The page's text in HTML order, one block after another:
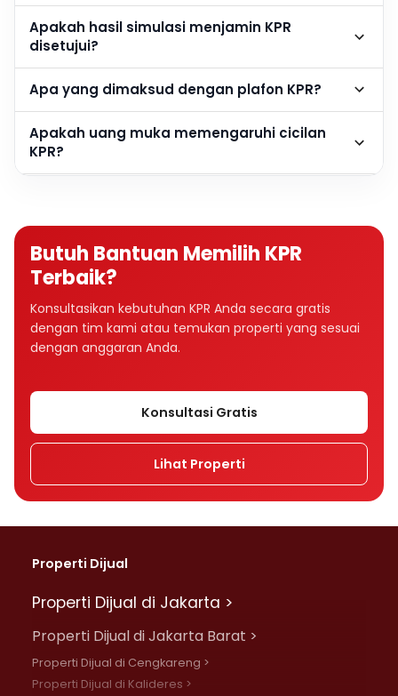
Apakah hasil simulasi menjamin KPR
disetujui?
Apa yang dimaksud dengan plafon KPR?
Apakah uang muka memengaruhi cicilan
KPR?
Apakah semakin besar DP semakin baik?
Bagaimana tenor memengaruhi cicilan KPR?
Tenor KPR 10, 15, atau 20 tahun, mana yang
Apakah suku bunga memengaruhi cicilan
KPR?
Apa perbedaan bunga fixed dan floating
dalam KPR?
Mengapa cicilan KPR bisa naik setelah
Apa perbedaan bunga flat, efektif, dan
anuitas?
Rumah Rp500 juta cicilannya berapa per
bulan?
Butuh Bantuan Memilih KPR
Terbaik?
Konsultasikan kebutuhan KPR Anda secara gratis
dengan tim kami atau temukan properti yang sesuai
dengan anggaran Anda.
Konsultasi Gratis
Lihat Properti
Properti Dijual
Properti Dijual di Jakarta >
Properti Dijual di Jakarta Barat >
Properti Dijual di Cengkareng >
Properti Dijual di Kalideres >